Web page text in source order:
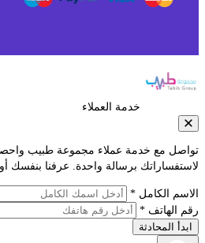
خدمة العملاء
مع خدمة عملاء مجموعة طبيب واحصل
برسالة واحدة. عرفنا بنفسك أو
الكامل *
الهاتف *
المحادثة